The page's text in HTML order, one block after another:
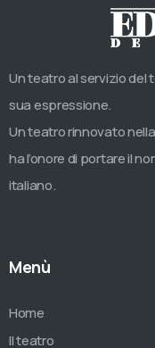
Un teatro al servizio del
sua espressione.
Un teatro rinnovato
ha l’onore di portare il
italiano.
Menù
Home
Il teatro